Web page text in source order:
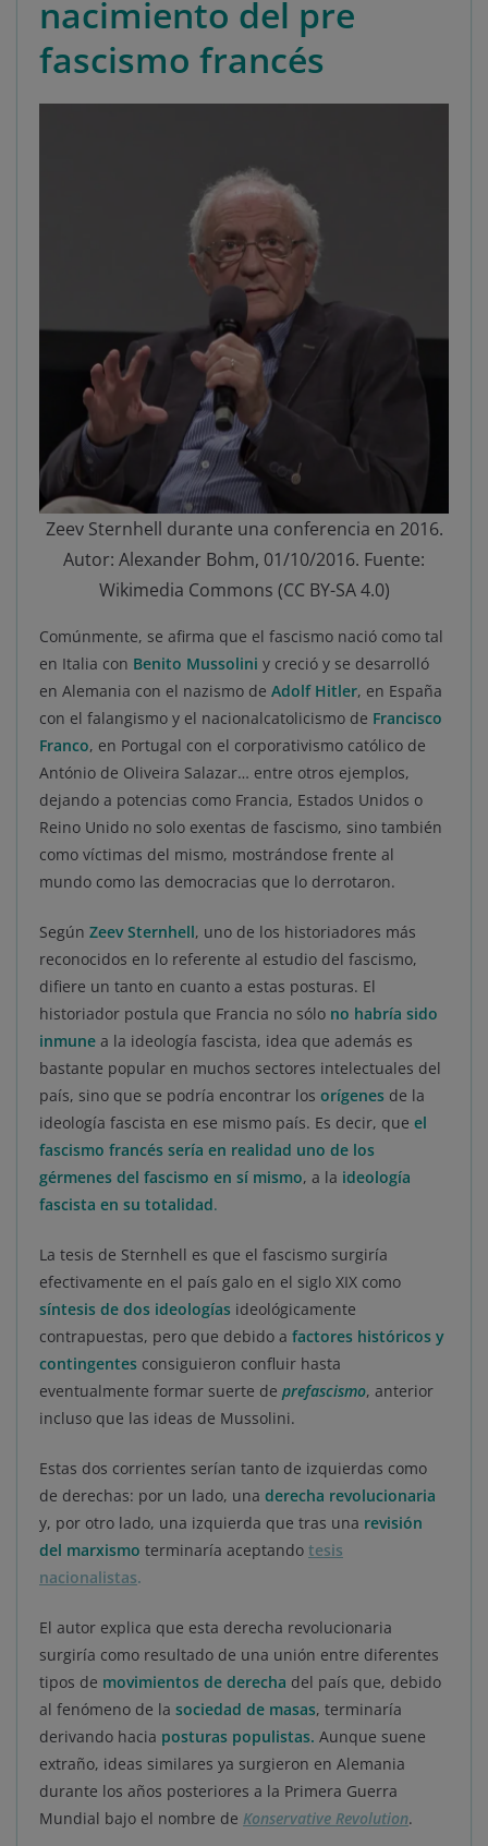
nacimiento del pre
fascismo francés
Zeev Sternhell durante una conferencia en 2016.
Autor: Alexander Bohm, 01/10/2016. Fuente:
Wikimedia Commons (CC BY-SA 4.0)
Comúnmente, se afirma que el fascismo nació como tal
en Italia con Benito Mussolini y creció y se desarrolló
en Alemania con el nazismo de Adolf Hitler, en España
con el falangismo y el nacionalcatolicismo de Francisco
Franco, en Portugal con el corporativismo católico de
António de Oliveira Salazar… entre otros ejemplos,
dejando a potencias como Francia, Estados Unidos o
Reino Unido no solo exentas de fascismo, sino también
como víctimas del mismo, mostrándose frente al
mundo como las democracias que lo derrotaron.
Según Zeev Sternhell, uno de los historiadores más
reconocidos en lo referente al estudio del fascismo,
difiere un tanto en cuanto a estas posturas. El
historiador postula que Francia no sólo no habría sido
inmune a la ideología fascista, idea que además es
bastante popular en muchos sectores intelectuales del
país, sino que se podría encontrar los orígenes de la
ideología fascista en ese mismo país. Es decir, que el
fascismo francés sería en realidad uno de los
gérmenes del fascismo en sí mismo, a la ideología
fascista en su totalidad.
La tesis de Sternhell es que el fascismo surgiría
efectivamente en el país galo en el siglo XIX como
síntesis de dos ideologías ideológicamente
contrapuestas, pero que debido a factores históricos y
contingentes consiguieron confluir hasta
eventualmente formar suerte de prefascismo, anterior
incluso que las ideas de Mussolini.
Estas dos corrientes serían tanto de izquierdas como
de derechas: por un lado, una derecha revolucionaria
y, por otro lado, una izquierda que tras una revisión
del marxismo terminaría aceptando tesis
nacionalistas.
El autor explica que esta derecha revolucionaria
surgiría como resultado de una unión entre diferentes
tipos de movimientos de derecha del país que, debido
al fenómeno de la sociedad de masas, terminaría
derivando hacia posturas populistas. Aunque suene
extraño, ideas similares ya surgieron en Alemania
durante los años posteriores a la Primera Guerra
Mundial bajo el nombre de Konservative Revolution.